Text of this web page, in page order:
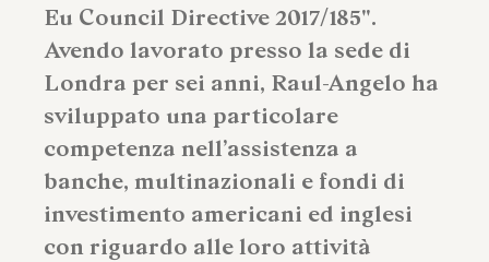
Eu Council Directive 2017/185".
Avendo lavorato presso la sede di
Londra per sei anni, Raul-Angelo ha
sviluppato una particolare
competenza nell’assistenza a
banche, multinazionali e fondi di
investimento americani ed inglesi
con riguardo alle loro attività